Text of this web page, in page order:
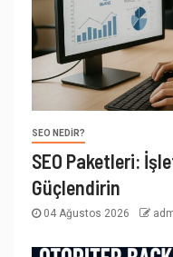
SEO NEDIR?
SEO Paketleri:
Güçlendirin
04 Ağustos 2026